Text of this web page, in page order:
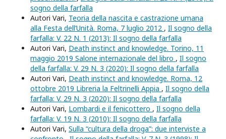
sogno della farfalla
Autori Vari, Teoria della nascita e castrazione umana
alla Festa dell’Unità. Roma, 7 luglio 2012 , Il sogno della
farfalla: V. 22 N. 1 (2013): Il sogno della farfalla
Autori Vari, Death instinct and knowledge. Torino, 11
maggio 2019 Salone internazionale del libro , Il sogno
della farfalla: V. 29 N. 3 (2020): Il sogno della farfalla
Autori Vari, Death instinct and knowledge. Roma, 12
ottobre 2019 Libreria la Feltrinelli Appia , Il sogno della
farfalla: V. 29 N. 3 (2020): Il sogno della farfalla
Autori Vari, Lombardi e il fenicottero , Il sogno della
farfalla: V. 19 N. 3 (2010): Il sogno della farfalla
Autori Vari, Sulla “cultura della droga”: due interviste a